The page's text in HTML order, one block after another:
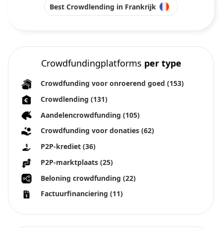
Best Crowdlending in Frankrijk
Crowdfundingplatforms per type
Crowdfunding voor onroerend goed (153)
Crowdlending (131)
Aandelencrowdfunding (105)
Crowdfunding voor donaties (62)
P2P-krediet (36)
P2P-marktplaats (25)
Beloning crowdfunding (22)
Factuurfinanciering (11)